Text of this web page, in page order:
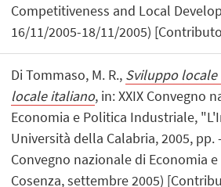
Competitiveness and Local
16/11/2005-18/11/2005)
Di Tommaso, M. R., Sviluppo
locale italiano, in: XXIX Convegno
Economia e Politica Industriale,
Università della Calabria, 2005, pp.
Convegno nazionale di Economia
Cosenza, settembre 2005)